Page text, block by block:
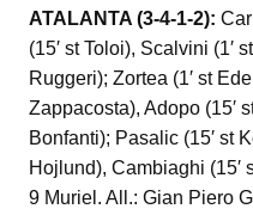
ATALANTA (3-4-1-2):
(15′ st Toloi), Scalvini (1′
Ruggeri); Zortea (1′ st
Zappacosta), Adopo (15′
Bonfanti); Pasalic (15′ st
Hojlund), Cambiaghi (15′
9 Muriel. All.: Gian Piero